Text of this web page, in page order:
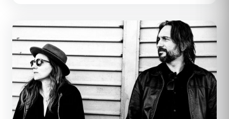
Dirty Bootz